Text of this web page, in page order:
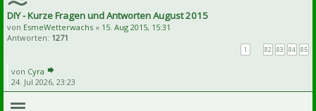
DIY - Kurze Fragen und Antworten August 2015
von EsmeWetterwachs « 15. Aug 2015, 15:31
Antworten: 1271
1 82 83 84 85
von Cyra
24. Jul 2026, 23:23